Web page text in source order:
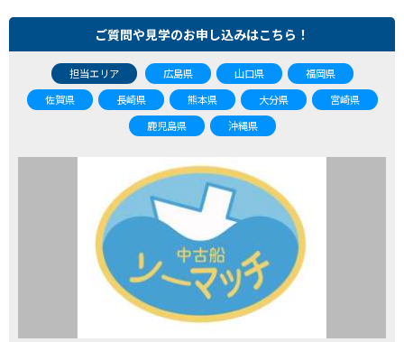
ご質問や見学のお申し込みはこちら！
担当エリア 広島県 山口県
福岡県
佐賀県
長崎県 熊本県 大分県
宮崎県
鹿児島県
沖縄県